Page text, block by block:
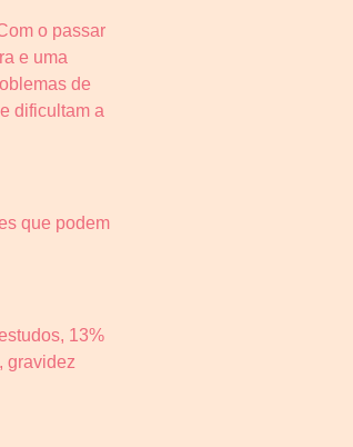
o passar
e uma
de
dificultam a
que podem
13%
gravidez